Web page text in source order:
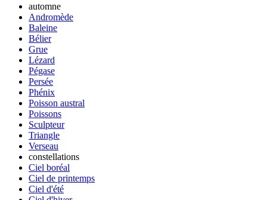
automne
Andromède
Baleine
Bélier
Grue
Lézard
Pégase
Persée
Phénix
Poisson austral
Poissons
Sculpteur
Triangle
Verseau
constellations
Ciel boréal
Ciel de printemps
Ciel d'été